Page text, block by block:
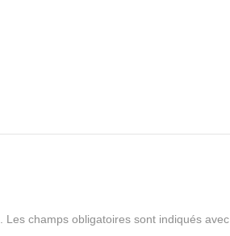
Les champs obligatoires sont indiqués avec